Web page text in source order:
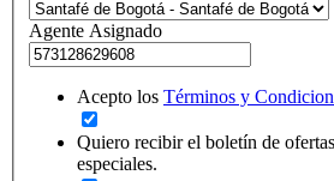
Agente Asignado
Acepto los Términos y
Quiero recibir el boletín de
especiales.